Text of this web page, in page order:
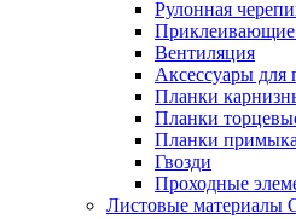
Рулонная
Приклеивающие
Вентиляция
Аксессуары для
Планки
Планки
Планки
Гвозди
Проходные
Листовые материалы